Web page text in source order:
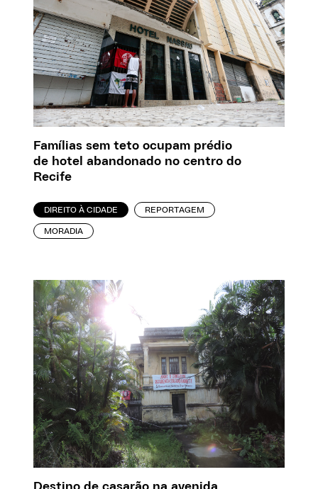
Famílias sem teto ocupam prédio
de hotel abandonado no centro do
Recife
DIREITO À CIDADE REPORTAGEM
MORADIA